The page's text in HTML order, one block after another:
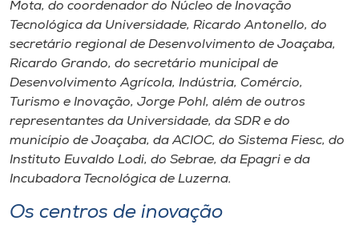
Mota, do coordenador do Núcleo de Inovação
Tecnológica da Universidade, Ricardo Antonello, do
secretário regional de Desenvolvimento de Joaçaba,
Ricardo Grando, do secretário municipal de
Desenvolvimento Agrícola, Indústria, Comércio,
Turismo e Inovação, Jorge Pohl, além de outros
representantes da Universidade, da SDR e do
município de Joaçaba, da ACIOC, do Sistema Fiesc, do
Instituto Euvaldo Lodi, do Sebrae, da Epagri e da
Incubadora Tecnológica de Luzerna.
Os centros de inovação